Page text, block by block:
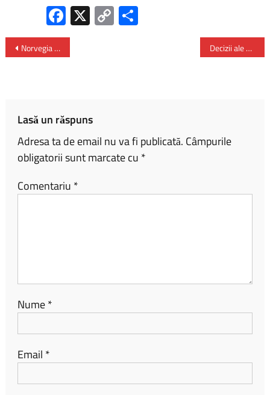
Fa
ce
b
X C
o
Norvegia va elimina scutirea de TVA pentru mașinile electrice până în 2027 Decizii ale Consiliului Național al Audiovizualului
Lasă un răspuns
Adresa ta de email nu va fi publicată. Câmpurile
obligatorii sunt marcate cu *
Comentariu *
Nume*
Email *